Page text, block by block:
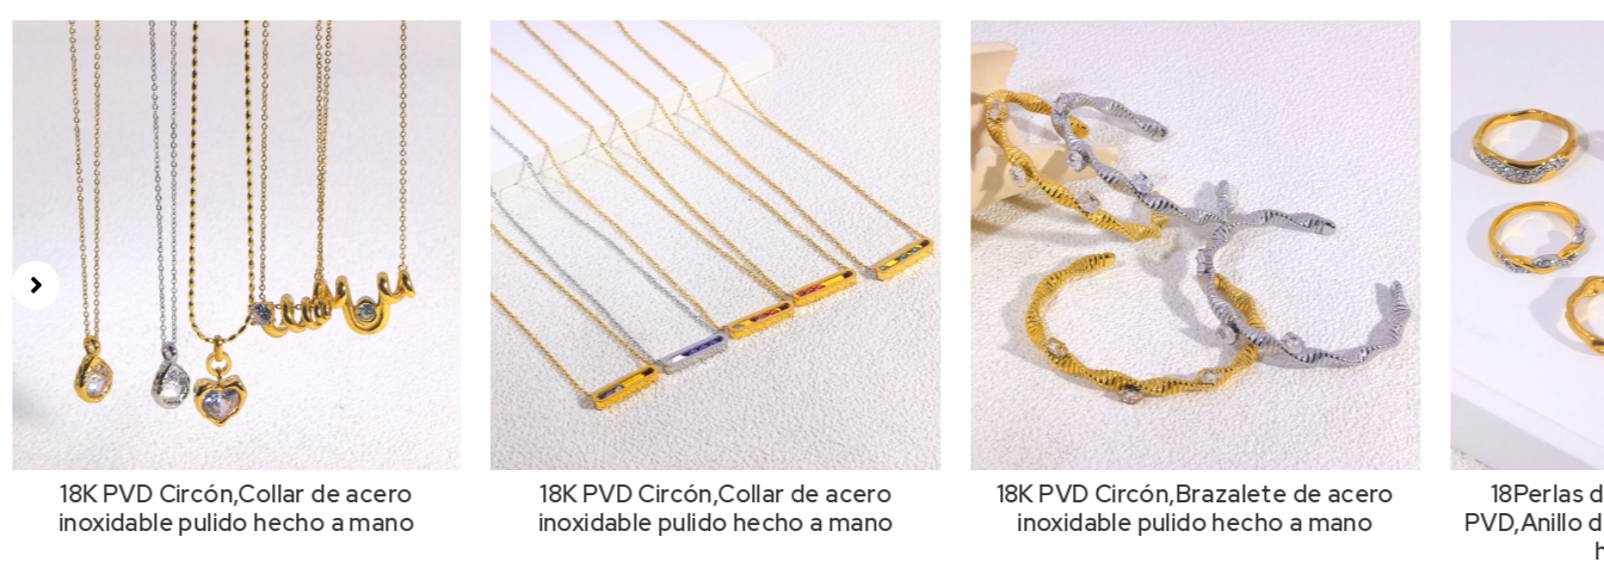
18K PVD Circón,Collar de acero
inoxidable pulido hecho a mano
18K PVD Circón,Collar de acero
inoxidable pulido hecho a mano
18K PVD Circón,Brazalete de acero
inoxidable pulido hecho a mano
18Perlas
PVD,Anillo